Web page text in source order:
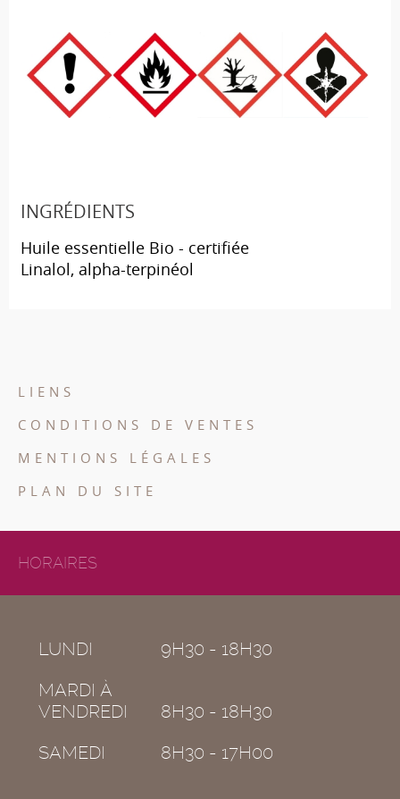
INGRÉDIENTS
Huile essentielle Bio - certifiée
Linalol, alpha-terpinéol
LIENS
CONDITIONS DE VENTES
MENTIONS LÉGALES
PLAN DU SITE
HORAIRES
LUNDI
9H30 - 18H30
MARDI À
VENDREDI
8H30 - 18H30
SAMEDI
8H30 - 17H00